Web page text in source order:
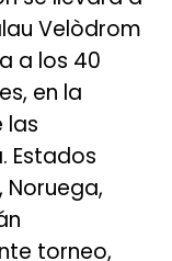
Velòdrom
a los 40
en la
las
Estados
Noruega,
torneo,